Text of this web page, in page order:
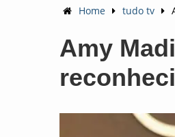
Home tudo tv
Amy